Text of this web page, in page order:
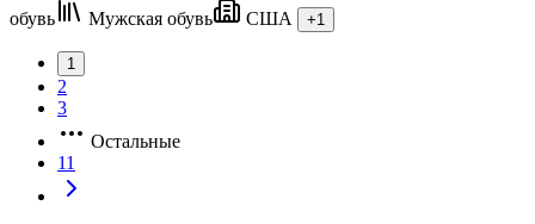
обувь
Мужская обувь США +1
1
2
3
Остальные
11